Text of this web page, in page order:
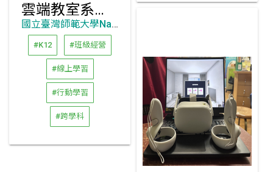
雲端教室系統CloudClassRoom, CCR
國立臺灣師範大學National Taiwan Normal University
#K12 #班級經營
#線上學習
#行動學習
#跨學科